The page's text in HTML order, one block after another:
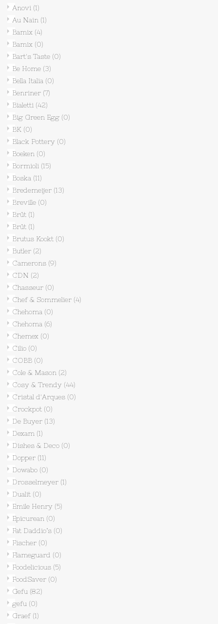
Anovi (1)
Au Nain (1)
Bamix (4)
Bamix (0)
Bart's Taste (0)
Be Home (3)
Bella Italia (0)
Benriner (7)
Bialetti (42)
Big Green Egg (0)
BK (0)
Black Pottery (0)
Boeken (0)
Bormioli (15)
Boska (11)
Bredemeijer (13)
Breville (0)
Brût (1)
Brût (1)
Brutus Kookt (0)
Butler (2)
Camerons (9)
CDN (2)
Chasseur (0)
Chef & Sommelier (4)
Chehoma (0)
Chehoma (6)
Chemex (0)
Cilio (0)
COBB (0)
Cole & Mason (2)
Cosy & Trendy (44)
Cristal d'Arques (0)
Crockpot (0)
De Buyer (13)
Dexam (1)
Dishes & Deco (0)
Dopper (11)
Dowabo (0)
Drosselmeyer (1)
Dualit (0)
Emile Henry (5)
Epicurean (0)
Fat Daddio’s (0)
Fischer (0)
Flameguard (0)
Foodelicious (5)
FoodSaver (0)
Gefu (82)
gefu (0)
Graef (1)